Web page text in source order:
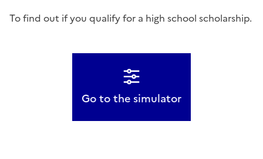
To find out if you qualify for a high school scholarship.
Go to the simulator